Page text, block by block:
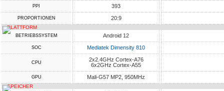
PPI 393
PROPORTIONEN 20:9
PLATTFORM
BETRIEBSSYSTEM Android 12
SOC Mediatek Dimensity 810
CPU
2x2.4GHz Cortex-A76
6x2GHz Cortex-A55
GPU Mali-G57 MP2, 950MHz
SPEICHER